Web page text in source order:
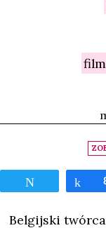
Tweetnij
Belgijski